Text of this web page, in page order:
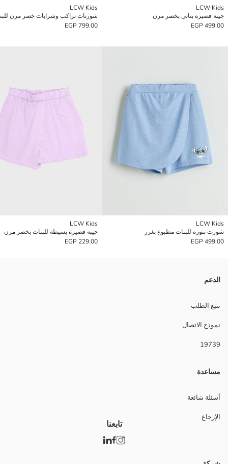
LCW Kids
جيبة قصيرة بناتي بخصر مرن
499.00 EGP
LCW Kids
شورتات تراكب وشرابات خصر مرن
799.00 EGP
LCW Kids
شورت تنورة للبنات مطبوع بغرز
499.00 EGP
LCW Kids
جيبة قصيرة بسيطة للبنات بخصر مرن
229.00 EGP
الدعم
تتبع الطلب
نموذج الاتصال
19739
مساعدة
أسئلة شائعة
الإرجاع
تابعنا